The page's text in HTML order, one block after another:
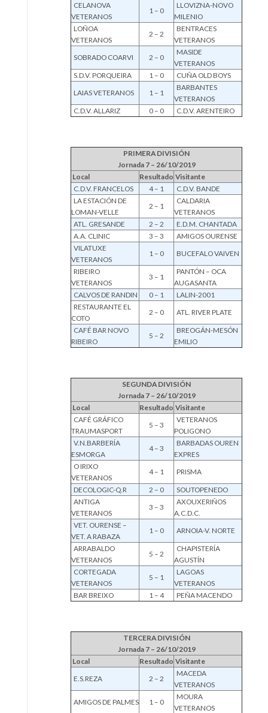
CELANOVA
VETERANOS
1 – 0
LLOVIZNA-NOVO
MILENIO
LOÑOA
VETERANOS
2 – 2
BENTRACES
VETERANOS
SOBRADO COARVI
2 – 0
MASIDE
VETERANOS
S.D.V. PORQUEIRA
1 – 0
CUÑA OLD BOYS
LAIAS VETERANOS
1 – 1
BARBANTES
VETERANOS
C.D.V. ALLARIZ
0 – 0 C.D.V. ARENTEIRO
PRIMERA DIVISIÓN
Jornada 7 – 26/10/2019
Local
Resultado Visitante
C.D.V. FRANCELOS
4 – 1
C.D.V. BANDE
LA ESTACIÓN DE
LOMAN-VELLE
2 – 1
CALDARIA
VETERANOS
ATL. GRESANDE
2 – 2
E.D.M. CHANTADA
A.A. CLINIC
3 – 3
AMIGOS OURENSE
VILATUXE
VETERANOS
1 – 0
BUCEFALO VAIVEN
RIBEIRO
VETERANOS
3 – 1
PANTÓN – OCA
AUGASANTA
CALVOS DE RANDIN
0 – 1
LALIN-2001
RESTAURANTE EL
COTO
2 – 0
ATL. RIVER PLATE
CAFÉ BAR NOVO
RIBEIRO
5 – 2
BREOGÁN-MESÓN
EMILIO
SEGUNDA DIVISIÓN
Jornada 7 – 26/10/2019
Local
Resultado Visitante
CAFÉ GRÁFICO
TRAUMASPORT
5 – 3
VETERANOS
POLIGONO
V.N.BARBERÍA
ESMORGA
4 – 3
BARBADAS OUREN
EXPRES
O IRIXO
VETERANOS
4 – 1
PRISMA
DECOLOGIC-Q.R
2 – 0
SOUTOPENEDO
ANTIGA
VETERANOS
3 – 3
AXOUXERIÑOS
A.C.D.C.
VET. OURENSE –
VET. A RABAZA
1 – 0
ARNOIA-V. NORTE
ARRABALDO
VETERANOS
5 – 2
CHAPISTERÍA
AGUSTÍN
CORTEGADA
VETERANOS
5 – 1
LAGOAS
VETERANOS
BAR BREIXO
1 – 4 PEÑA MACENDO
TERCERA DIVISIÓN
Jornada 7 – 26/10/2019
Local
Resultado Visitante
E.S.REZA
2 – 2
MACEDA
VETERANOS
AMIGOS DE PALMES
1 – 0
MOURA
VETERANOS